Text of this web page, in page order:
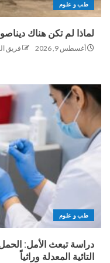
طب و علوم
لماذا لم تكن هناك
أغسطس 9, 2026 فريق
طب و علوم
دراسة تبعث الأمل: الحمل
التائية المعدلة وراثياً